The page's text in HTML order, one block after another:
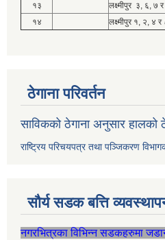
१३
लक्ष्मीपुर ३, ६, ७
१४
लक्ष्मीपुर १, २, ४ र
ठेगाना परिवर्तन
साविकको ठेगाना अनुसार हालको
राष्ट्रिय परिचयपत्र तथा पञ्जिकरण
सौर्य सडक बत्ति
नगरभित्रका विभिन्न सडकहरुमा